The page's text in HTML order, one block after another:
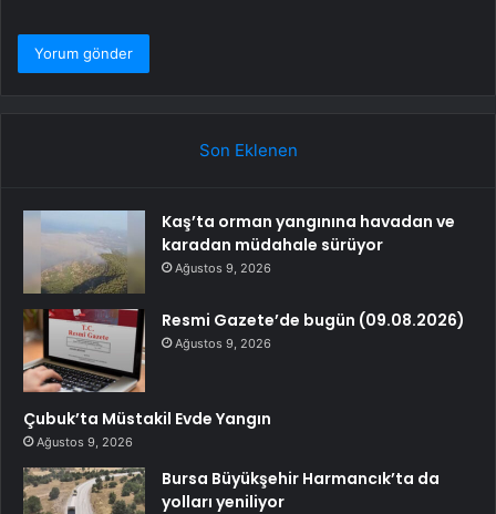
Son Eklenen
Kaş’ta orman yangınına havadan ve
karadan müdahale sürüyor
Ağustos 9, 2026
Resmi Gazete’de bugün (09.08.2026)
Ağustos 9, 2026
Çubuk’ta Müstakil Evde Yangın
Ağustos 9, 2026
Bursa Büyükşehir Harmancık’ta da
yolları yeniliyor